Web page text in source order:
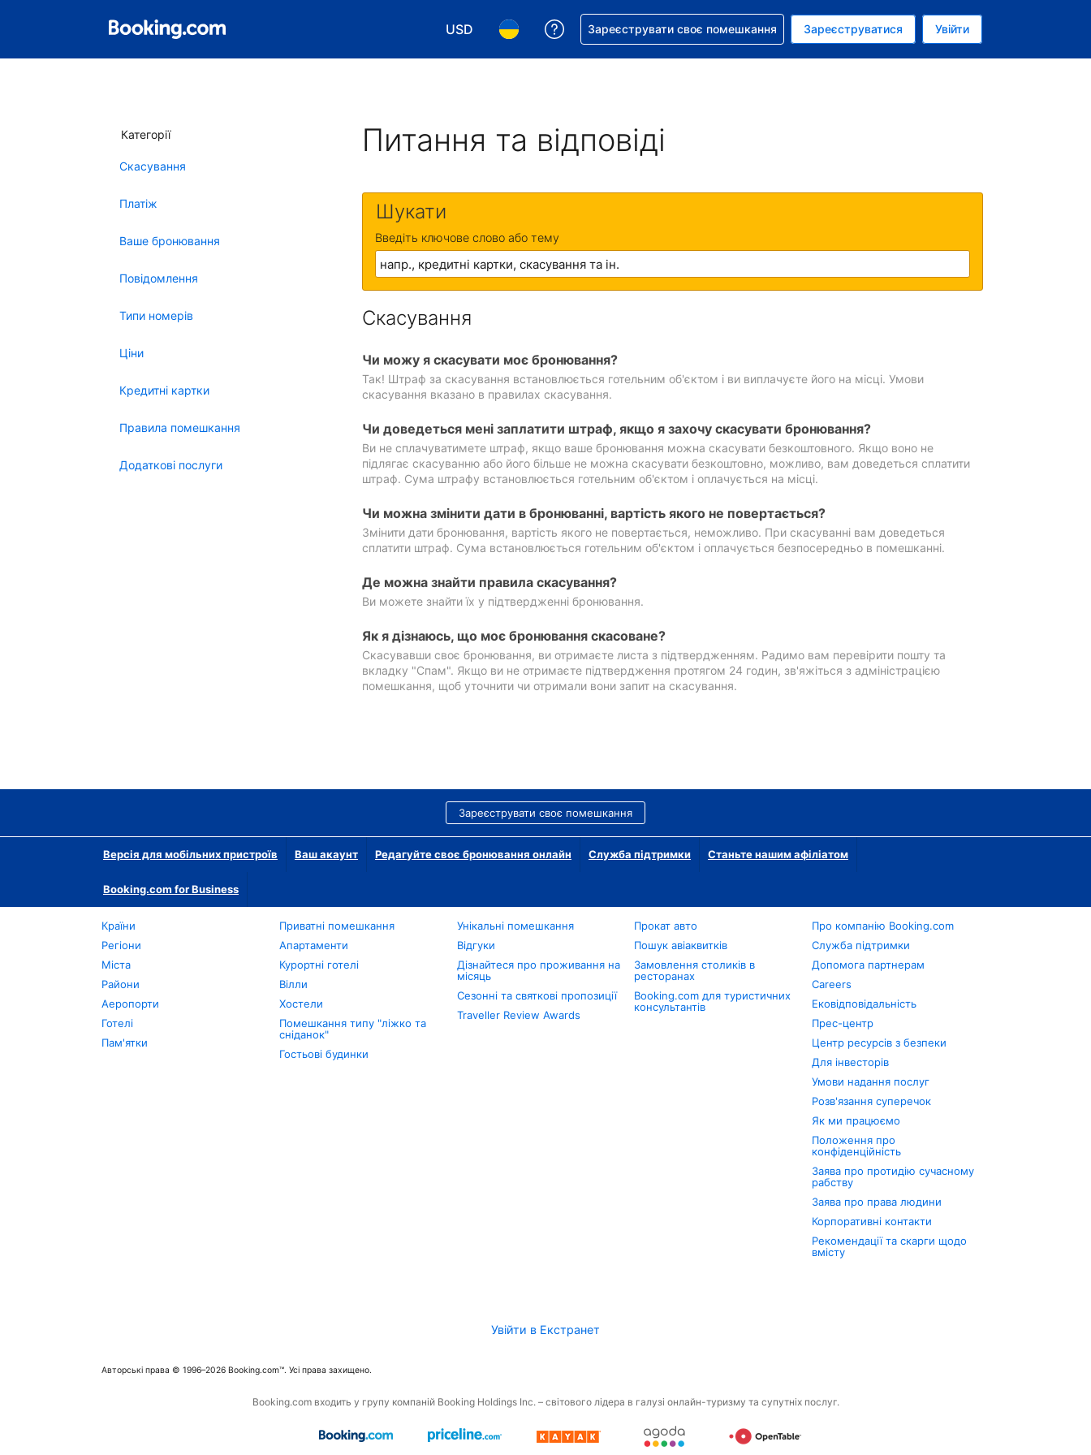
USD
Виберіть валюту. Ваша поточна валюта: Долар США
Виберіть мову. Ваша поточна мова: Українською
Отримайте допомогу з бронюванням
Зареєструвати своє помешкання Зареєструватися Увійти
Категорії
Скасування
Платіж
Ваше бронювання
Повідомлення
Типи номерів
Ціни
Кредитні картки
Правила помешкання
Додаткові послуги
Питання та відповіді
Шукати
Введіть ключове слово або тему
Скасування
Чи можу я скасувати моє бронювання?
Так! Штраф за скасування встановлюється готельним об'єктом і ви виплачуєте його на місці. Умови
скасування вказано в правилах скасування.
Чи доведеться мені заплатити штраф, якщо я захочу скасувати бронювання?
Ви не сплачуватимете штраф, якщо ваше бронювання можна скасувати безкоштовного. Якщо воно не
підлягає скасуванню або його більше не можна скасувати безкоштовно, можливо, вам доведеться сплатити
штраф. Сума штрафу встановлюється готельним об'єктом і оплачується на місці.
Чи можна змінити дати в бронюванні, вартість якого не повертається?
Змінити дати бронювання, вартість якого не повертається, неможливо. При скасуванні вам доведеться
сплатити штраф. Сума встановлюється готельним об'єктом і оплачується безпосередньо в помешканні.
Де можна знайти правила скасування?
Ви можете знайти їх у підтвердженні бронювання.
Як я дізнаюсь, що моє бронювання скасоване?
Скасувавши своє бронювання, ви отримаєте листа з підтвердженням. Радимо вам перевірити пошту та
вкладку "Спам". Якщо ви не отримаєте підтвердження протягом 24 годин, зв'яжіться з адміністрацією
помешкання, щоб уточнити чи отримали вони запит на скасування.
Зареєструвати своє помешкання
Версія для мобільних пристроїв Ваш акаунт Редагуйте своє бронювання онлайн Служба підтримки Станьте нашим афіліатом
Booking.com for Business
Країни
Регіони
Міста
Райони
Аеропорти
Готелі
Пам'ятки
Приватні помешкання
Апартаменти
Курортні готелі
Вілли
Хостели
Помешкання типу "ліжко та
сніданок"
Гостьові будинки
Унікальні помешкання
Відгуки
Дізнайтеся про проживання на
місяць
Сезонні та святкові пропозиції
Traveller Review Awards
Прокат авто
Пошук авіаквитків
Замовлення столиків в
ресторанах
Booking.com для туристичних
консультантів
Про компанію Booking.com
Служба підтримки
Допомога партнерам
Careers
Ековідповідальність
Прес-центр
Центр ресурсів з безпеки
Для інвесторів
Умови надання послуг
Розв'язання суперечок
Як ми працюємо
Положення про
конфіденційність
Заява про протидію сучасному
рабству
Заява про права людини
Корпоративні контакти
Рекомендації та скарги щодо
вмісту
Увійти в Екстранет
Авторські права © 1996–2026 Booking.com™. Усі права захищено.
Booking.com входить у групу компаній Booking Holdings Inc. – світового лідера в галузі онлайн-туризму та супутніх послуг.